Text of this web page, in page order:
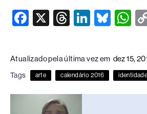
F
c
e
b
o
X
T
e
a
d
s
Li
e
dI
n
Bl
e
sk
y
W
at
s
A
p
Atualizado pela última vez em dez 15,
Tags arte calendário 2016 identidade